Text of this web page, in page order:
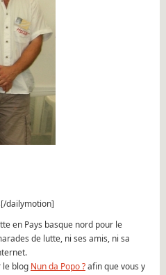
dailymotion]
en Pays basque nord pour le
de lutte, ni ses amis, ni sa
le blog Nun da Popo ?afin que vous y